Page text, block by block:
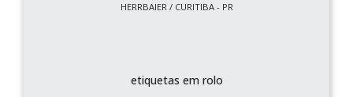
HERRBAIER / CURITIBA - PR
etiquetas em rolo